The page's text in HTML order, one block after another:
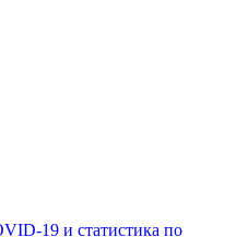
19 и статистика по